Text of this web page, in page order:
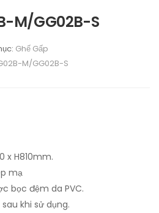
M/GG02B-S
Ghế Gấp
M/GG02B-S
x H810mm.
mạ
bọc đệm da PVC.
khi sử dụng.